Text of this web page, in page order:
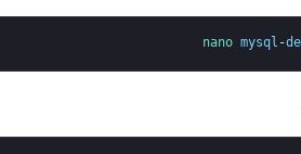
nano mysql -